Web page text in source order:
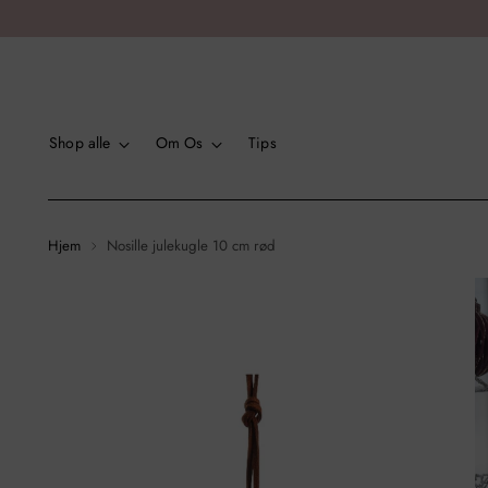
Shop alle Om Os Tips
Hjem Nosille julekugle 10 cm rød